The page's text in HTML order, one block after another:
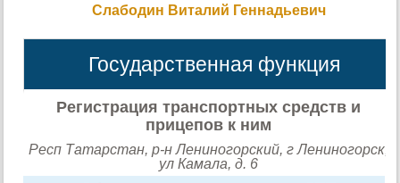
Слабодин Виталий Геннадьевич
Государственная функция
Регистрация транспортных средств и
прицепов к ним
Респ Татарстан, р-н Лениногорский, г Лениногорск,
ул Камала, д. 6